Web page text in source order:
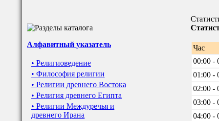
Алфавитный указатель
• Религиоведение
• Философия религии
• Религии древнего Востока
• Религия древнего Египта
• Религии Междуречья и
древнего Ирана
Час
00:00 -
01:00 -
02:00 -
03:00 -
04:00 -